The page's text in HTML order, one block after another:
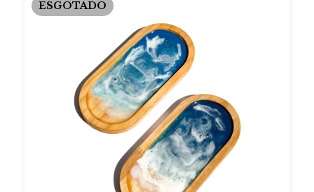
ESGOTADO